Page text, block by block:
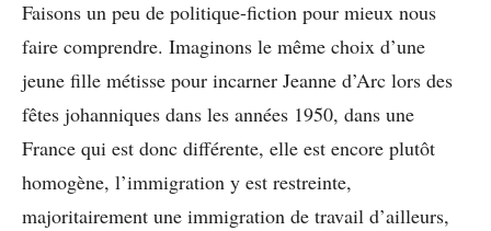
Faisons un peu de politique-fiction pour mieux nous
faire comprendre. Imaginons le même choix d’une
jeune fille métisse pour incarner Jeanne d’Arc lors des
fêtes johanniques dans les années 1950, dans une
France qui est donc différente, elle est encore plutôt
homogène, l’immigration y est restreinte,
majoritairement une immigration de travail d’ailleurs,